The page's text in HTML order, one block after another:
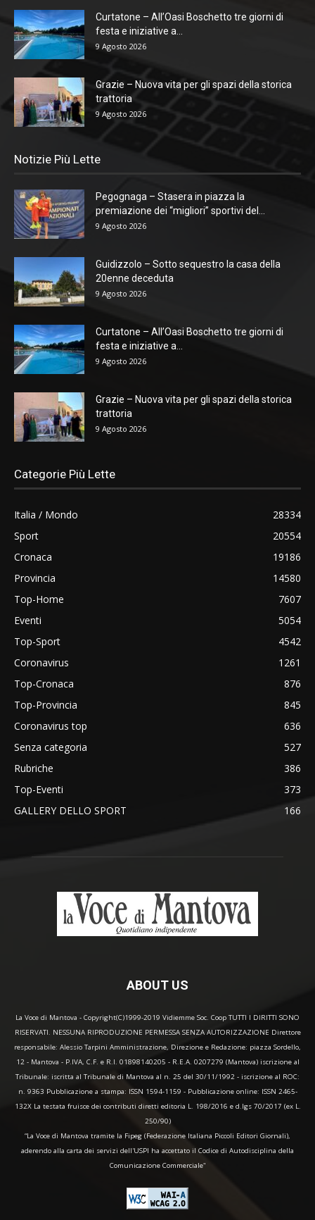
Curtatone – All’Oasi Boschetto tre giorni di
festa e iniziative a...
9 Agosto 2026
Grazie – Nuova vita per gli spazi della storica
trattoria
9 Agosto 2026
Notizie Più Lette
Pegognaga – Stasera in piazza la
premiazione dei “migliori” sportivi del...
9 Agosto 2026
Guidizzolo – Sotto sequestro la casa della
20enne deceduta
9 Agosto 2026
Curtatone – All’Oasi Boschetto tre giorni di
festa e iniziative a...
9 Agosto 2026
Grazie – Nuova vita per gli spazi della storica
trattoria
9 Agosto 2026
Categorie Più Lette
Italia / Mondo
28334
Sport
20554
Cronaca
19186
Provincia
14580
Top-Home
7607
Eventi
5054
Top-Sport
4542
Coronavirus
1261
Top-Cronaca
876
Top-Provincia
845
Coronavirus top
636
Senza categoria
527
Rubriche
386
Top-Eventi
373
GALLERY DELLO SPORT
166
ABOUT US
La Voce di Mantova - Copyright(C)1999-2019 Vidiemme Soc. Coop TUTTI I DIRITTI SONO
RISERVATI. NESSUNA RIPRODUZIONE PERMESSA SENZA AUTORIZZAZIONE Direttore
responsabile: Alessio Tarpini Amministrazione, Direzione e Redazione: piazza Sordello,
12 - Mantova - P.IVA, C.F. e R.I. 01898140205 - R.E.A. 0207279 (Mantova) iscrizione al
Tribunale: iscritta al Tribunale di Mantova al n. 25 del 30/11/1992 - iscrizione al ROC:
n. 9363 Pubblicazione a stampa: ISSN 1594-1159 - Pubblicazione online: ISSN 2465-
132X La testata fruisce dei contributi diretti editoria L. 198/2016 e d.lgs 70/2017 (ex L.
250/90)
“La Voce di Mantova tramite la Fipeg (Federazione Italiana Piccoli Editori Giornali),
aderendo alla carta dei servizi dell'USPI ha accettato il Codice di Autodisciplina della
Comunicazione Commerciale"